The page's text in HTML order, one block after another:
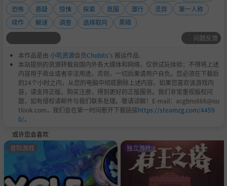
恐怖
悬疑 惊悚 探索 氛围 潜行 灵异
第一人称
续作
解谜 调查 选择取向
黑暗
问题反馈
本作品是由 小叽资源会员Chobits's 搬运作品.
本站提供的资源转载自国内外各大媒体和网络，仅供试玩体验；不得将上述
内容用于商业或者非法用途，否则，一切后果请用户自负。您必须在下载后
的24个小时之内，从您的电脑中彻底删除上述内容。如果您喜欢该游戏内
容，请支持正版，购买注册，得到更好的正版服务。我们非常重视版权问
题，如有侵权请邮件与我们联系处理。敬请谅解！E-mail：acgbns666@ou
tlook.com，我们会在第一时间断开下载链接https://steamzg.com/4459
0/。
或许您会喜欢
冒险游戏 独立游戏